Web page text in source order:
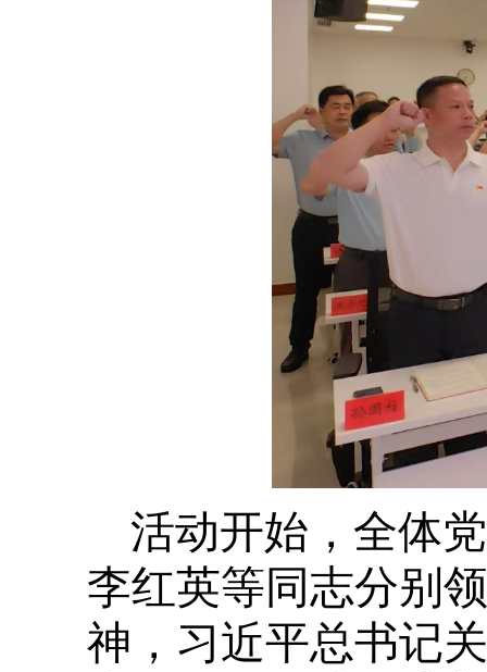
活动开始，全体
李红英等同志分别
神，习近平总书记